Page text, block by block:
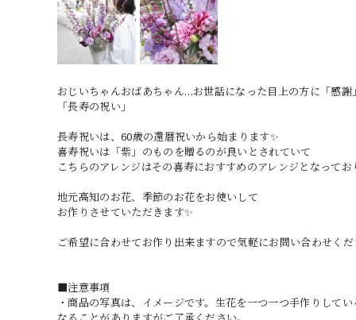
おじいちゃんおばあちゃん…お世話になった目上の方に「感
「長寿の祝い」
長寿祝いは、60歳の還暦祝いから始まります✨
喜寿祝いは「紫」のものを贈るのが良いとされていて
こちらのアレンジはその喜寿におすすめのアレンジとなって
地元高知のお花、季節のお花をお使いして
お作りさせていただきます✨
ご希望に合わせてお作り出来ますので気軽にお問い合わせく
■注意事項
・商品の写真は、イメージです。生花を一つ一つ手作りして